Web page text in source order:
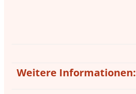
Weitere Informationen: